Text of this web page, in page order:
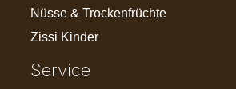
Nüsse & Trockenfrüchte
Zissi Kinder
Service